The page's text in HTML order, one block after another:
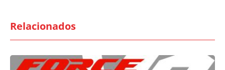
Relacionados